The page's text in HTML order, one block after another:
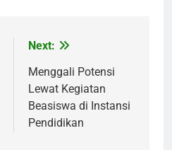
Next:
Menggali Potensi
Lewat Kegiatan
Beasiswa di Instansi
Pendidikan